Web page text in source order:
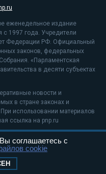
еженедельное издание
1997 года. Учредители
Федерации РФ. Официальный
законов, федеральных
«Парламентская
в десяти субъектах
новости и
в стране законах и
использовании материалов
ссылка на pnp.ru
рекомендательные
соглашаетесь с
cookie